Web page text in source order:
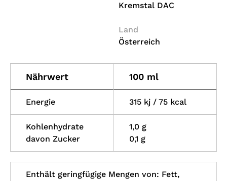
Kremstal DAC
Land
Österreich
Nährwert 100 ml
Energie 315 kj / 75 kcal
Kohlenhydrate
davon Zucker
1,0 g
0,1 g
Enthält geringfügige Mengen von: Fett,